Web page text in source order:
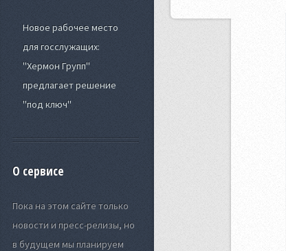
Новое рабочее место
для госслужащих:
"Хермон Групп"
предлагает решение
"под ключ"
О сервисе
Пока на этом сайте только
новости и пресс-релизы, но
в будущем мы планируем